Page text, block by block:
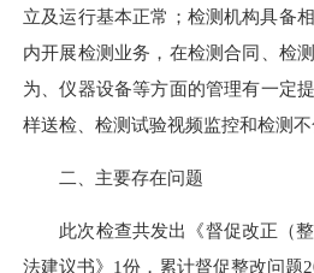
立及运行基本正常；检测机构具备
内开展检测业务，在检测合同、检
为、仪器设备等方面的管理有一定
样送检、检测试验视频监控和检测不
二、主要存在问题
此次检查共发出《督促改正（整
法建议书》1份，累计督促整改问题